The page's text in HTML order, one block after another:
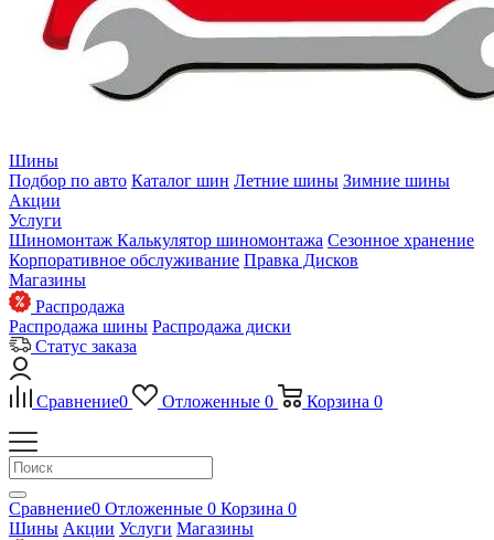
Шины
Подбор по авто Каталог шин Летние шины Зимние шины
Акции
Услуги
Шиномонтаж Калькулятор шиномонтажа Сезонное хранение
Корпоративное обслуживание Правка Дисков
Магазины
Распродажа
Распродажа шины Распродажа диски
Статус заказа
Сравнение0 Отложенные 0 Корзина 0
Сравнение0 Отложенные 0 Корзина 0
Шины Акции Услуги Магазины